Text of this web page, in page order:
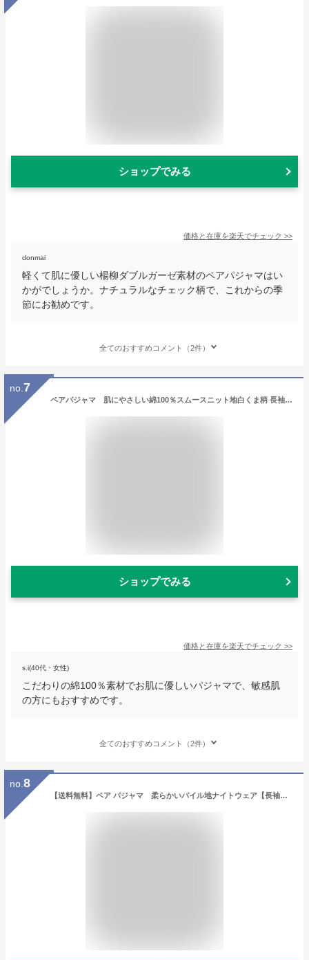
ショップでみる
価格と在庫を楽天でチェック >>
donmai
軽くて肌に優しい楊柳ダブルガーゼ素材のペアパジャマはい
かがでしょうか。ナチュラルなチェック柄で、これからの季
節にお勧めです。
全てのおすすめコメント（2件）
no. 7
ペアパジャマ 肌にやさしい綿100％スムースニット地白くま柄 長袖 春秋向き メンズ レディース カップル お揃い ギフト プレゼント 結婚祝い クリスマス 父の日 母の日
ショップでみる
価格と在庫を楽天でチェック >>
s.i(40代・女性)
こだわりの綿100％素材でお肌に優しいパジャマで、敏感肌
の方にもおすすめです。
全てのおすすめコメント（2件）
no. 8
【送料無料】ペア パジャマ 柔らかいパイル地ナイトウェア【長袖・長ズボン】【春・初秋向き商品】【プレゼント】【ブライダルギフト】【レディースパジャマ】【 メンズパジャマ】【おそろい】【結婚祝い】【カップル】